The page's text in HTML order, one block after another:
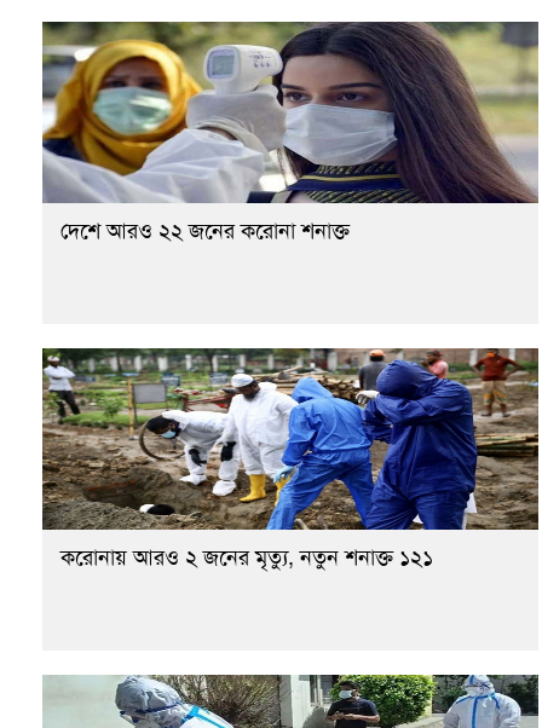
দেশে আরও ২২ জনের করোনা শনাক্ত
করোনায় আরও ২ জনের মৃত্যু, নতুন শনাক্ত ১২১